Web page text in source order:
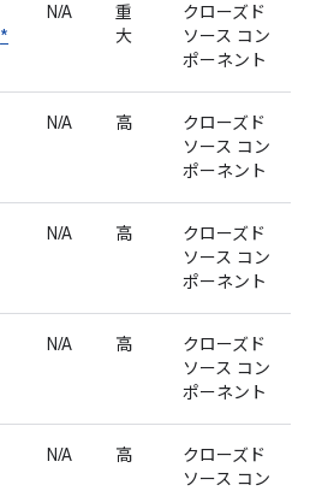
*
N/A
重
大
クローズド
ソース コン
ポーネント
N/A 高
クローズド
ソース コン
ポーネント
N/A 高
クローズド
ソース コン
ポーネント
N/A 高
クローズド
ソース コン
ポーネント
N/A 高
クローズド
ソース コン